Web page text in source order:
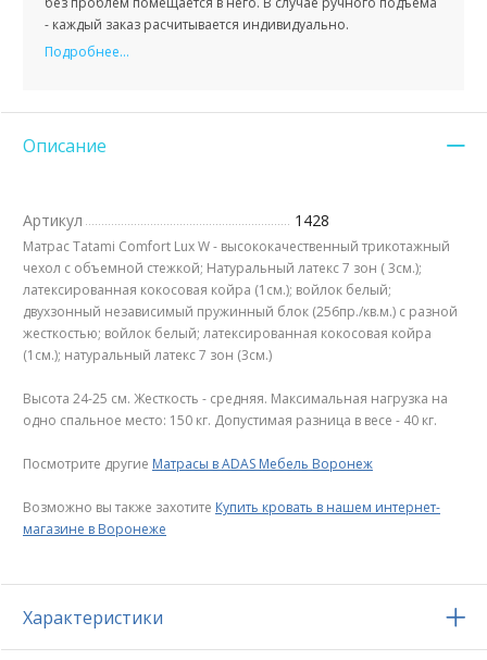
- каждый заказ расчитывается индивидуально.
Подробнее...
Описание
Артикул 1428
Матрас Tatami Comfort Lux W - высококачественный трикотажный
чехол с объемной стежкой; Натуральный латекс 7 зон ( 3см.);
латексированная кокосовая койра (1см.); войлок белый;
двухзонный независимый пружинный блок (256пр./кв.м.) с разной
жесткостью; войлок белый; латексированная кокосовая койра
(1см.); натуральный латекс 7 зон (3см.)
Высота 24-25 см. Жесткость - средняя. Максимальная нагрузка на
одно спальное место: 150 кг. Допустимая разница в весе - 40 кг.
Посмотрите другие Матрасы в ADAS Мебель Воронеж
Возможно вы также захотите Купить кровать в нашем интернет-
магазине в Воронеже
Характеристики